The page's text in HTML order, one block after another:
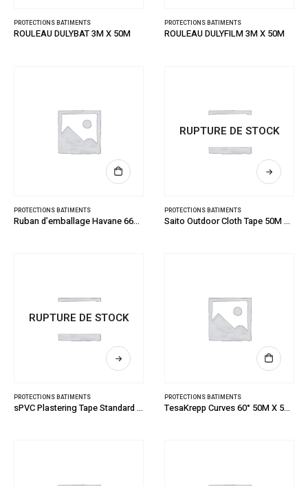
PROTECTIONS BATIMENTS
ROULEAU DULYBAT 3M X 50M
PROTECTIONS BATIMENTS
ROULEAU DULYFILM 3M X 50M
PROTECTIONS BATIMENTS
Ruban d’emballage Havane 66M X 50MM
RUPTURE DE STOCK
PROTECTIONS BATIMENTS
Saito Outdoor Cloth Tape 50M X 50MM
RUPTURE DE STOCK
PROTECTIONS BATIMENTS
sPVC Plastering Tape Standard Orange 33M X 50MM
PROTECTIONS BATIMENTS
TesaKrepp Curves 60° 50M X 50MM